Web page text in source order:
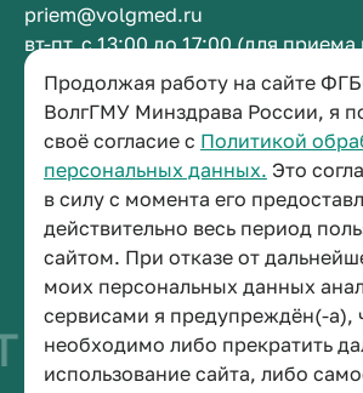
Продолжая работу на сайте
ВолгГМУ Минздрава России, я
своё согласие с Политикой
персональных данных. Это
в силу с момента его
действительно весь период
сайтом. При отказе от
моих персональных данных
сервисами я предупреждён(-а),
необходимо либо прекратить
использование сайта, либо
priem@volgmed.ru
вт-пт, с 13:00 до 17:00 (для
Приемная ректора
+7 (8442) 38-50-05
г. Волгоград, площадь Павших
кабинет 3-11
post@volgmed.ru
пн-пт, с 08.30 до 17.00 (перерыв с
быть